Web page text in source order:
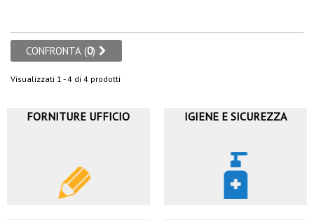
CONFRONTA (0)
Visualizzati 1 - 4 di 4 prodotti
FORNITURE UFFICIO IGIENE E SICUREZZA